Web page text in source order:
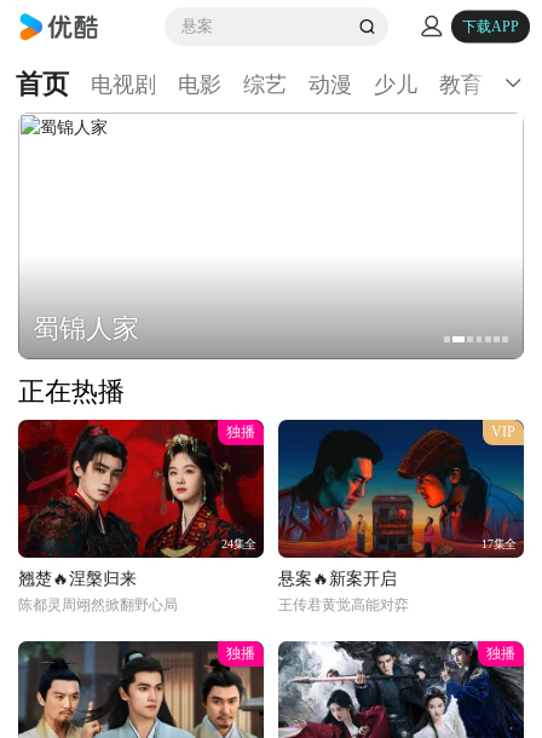
悬案 下载APP
首页 电视剧 电影 综艺 动漫 少儿 教育 生
蜀锦人家
正在热播
独播
24集全
翘楚🔥涅槃归来
陈都灵周翊然掀翻野心局
VIP
17集全
悬案🔥新案开启
王传君黄觉高能对弈
独播 独播